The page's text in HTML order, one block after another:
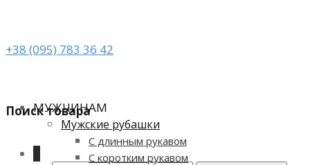
+38 (095) 783 36 42
Поиск товара
МУЖЧИНАМ
Мужские рубашки
С длинным рукавом
С коротким рукавом